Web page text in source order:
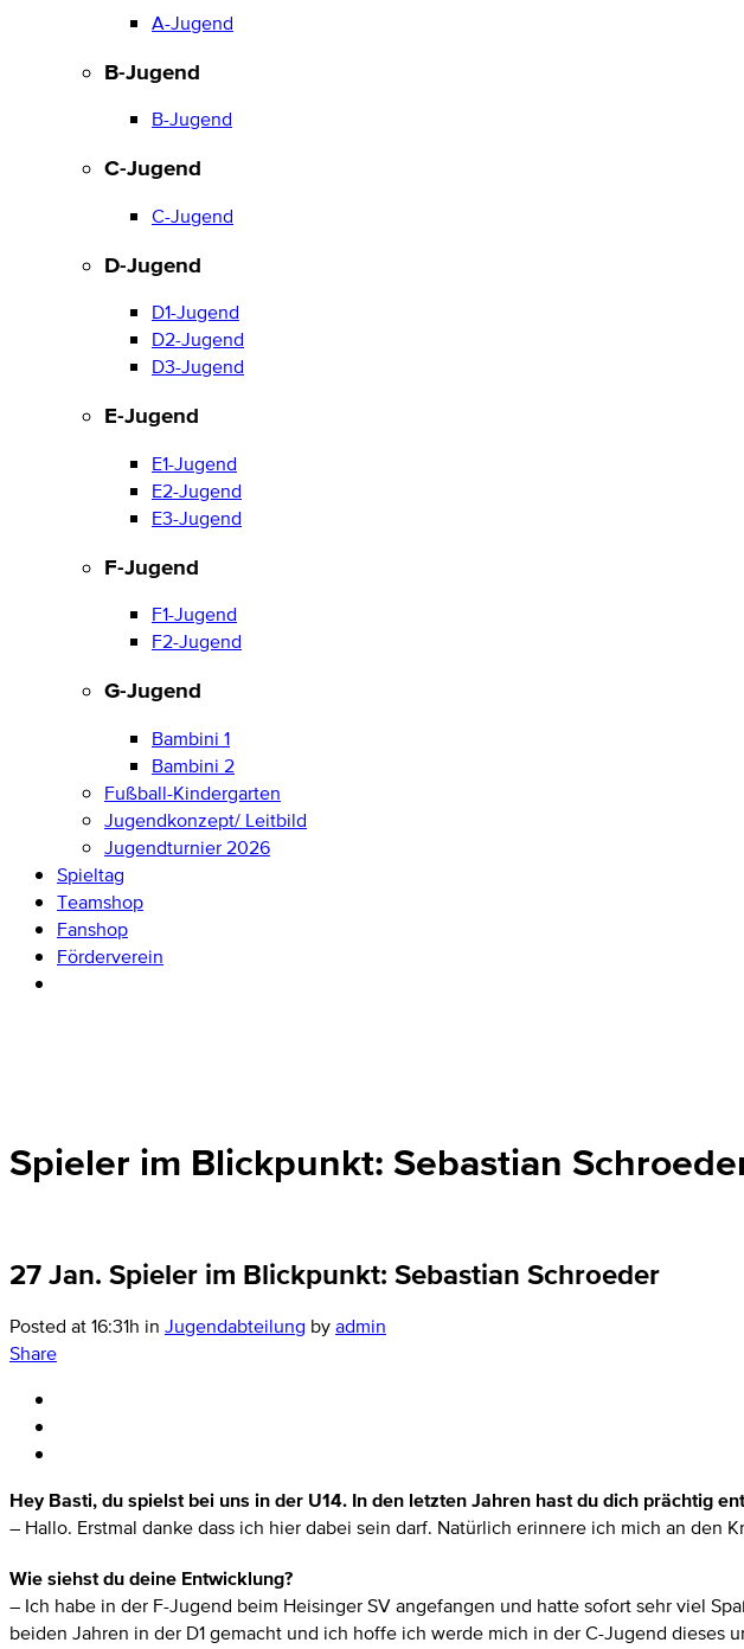
A-Jugend
B-Jugend
B-Jugend
C-Jugend
C-Jugend
D-Jugend
D1-Jugend
D2-Jugend
D3-Jugend
E-Jugend
E1-Jugend
E2-Jugend
E3-Jugend
F-Jugend
F1-Jugend
F2-Jugend
G-Jugend
Bambini 1
Bambini 2
Fußball-Kindergarten
Jugendkonzept/ Leitbild
Jugendturnier 2026
Spieltag
Teamshop
Fanshop
Förderverein
Spieler im Blickpunkt: Sebastian
27 Jan. Spieler im Blickpunkt: Sebastian Schroeder
Posted at 16:31h in Jugendabteilung byadmin
Share
Hey Basti, du spielst bei uns in der U14. In den letzten Jahren hast du dich prächtig
– Hallo. Erstmal danke dass ich hier dabei sein darf. Natürlich erinnere ich mich an den
Wie siehst du deine Entwicklung?
– Ich habe in der F-Jugend beim Heisinger SV angefangen und hatte sofort sehr viel
beiden Jahren in der D1 gemacht und ich hoffe ich werde mich in der C-Jugend dieses